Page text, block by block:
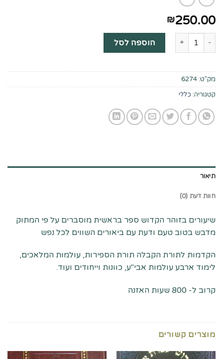
₪250.00
כמות של דיסק אונקי 15 ג'יגה- שיעורים בזוהר הקדוש ספר בראשית- כ- 800 שעות האזנה הוספה לסל
מק"ט: 6274
קטגוריה: כללי
תיאור
חוות דעת (0)
שיעורים בזוהר הקדוש ספר בראשית מוסברים על פי המתוק
מדבש בטוב טעם ודעת עם ביאורים השווים לכל נפש
הקדמות לתורת הקבלה תורת הספירות, עולמות המלאכים,
לימוד ארבע עולמות אבי"ע, כוונות וייחודים ועוד.
קרוב ל- 800 שעות האזנה
מוצרים קשורים